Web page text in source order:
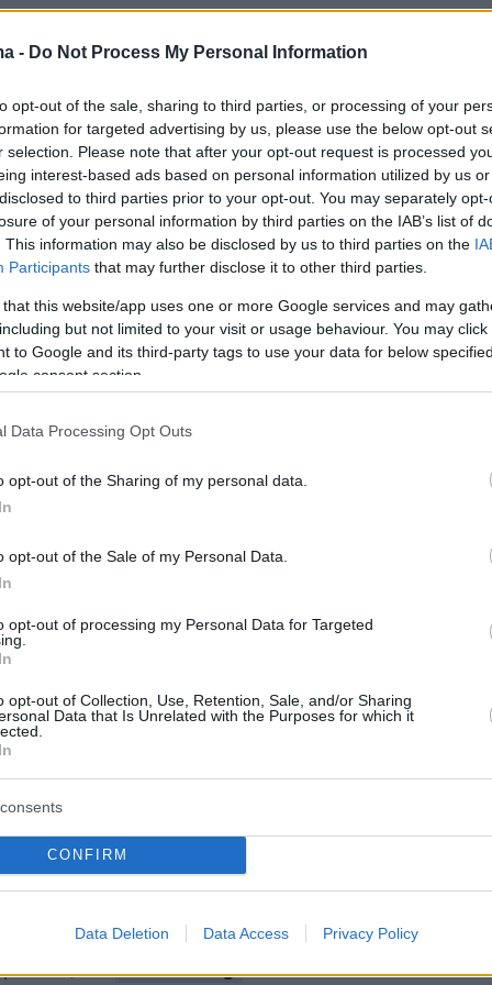
- Do Not Process My Personal Information
opt-out of the sale, sharing to third parties, or processing of your
for targeted advertising by us, please use the below opt-out
selection. Please note that after your opt-out request is processed
interest-based ads based on personal information utilized by us
to third parties prior to your opt-out. You may separately
of your personal information by third parties on the IAB’s list of
This information may also be disclosed by us to third parties on the
Participants that may further disclose it to other third parties.
that this website/app uses one or more Google services and may
but not limited to your visit or usage behaviour. You may
to Google and its third-party tags to use your data for below
consent section.
Data Processing Opt Outs
opt-out of the Sharing of my personal data.
opt-out of the Sale of my Personal Data.
opt-out of processing my Personal Data for Targeted
opt-out of Collection, Use, Retention, Sale, and/or Sharing
Data that Is Unrelated with the Purposes for which it
CONFIRM
Data Deletion Data Access Privacy Policy
την περασμένη Κυριακή και στόχος
που εργαζονται στις δημόσιες σχέσεις
υπάλληλος του εστιατορίου.
τους βρέθηκαν:
τηλέφωνα
οι σεισμολόγοι για τη διπλή δόνηση στη
για τους μετασεισμούς
οξείας ηπατίτιδας σε παιδιά στη
στο ΝΑΤΟ την υποτιθέμενη
protothema.gr στο Google News
Ειδήσεις
από την Ελλάδα και τον Κόσμο, τη
στοProtothema.gr